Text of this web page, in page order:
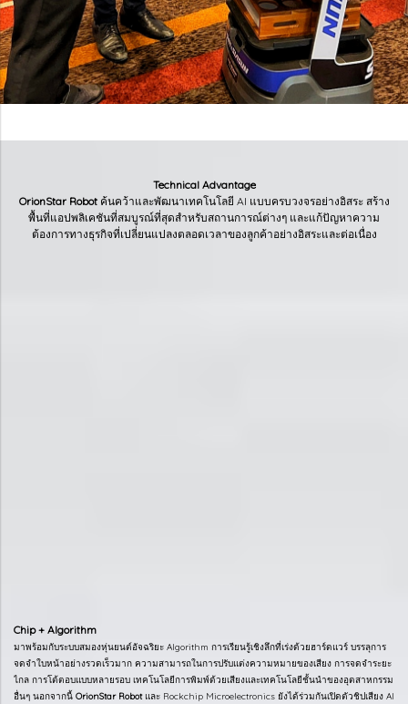
Technical Advantage
OrionStar Robotค้นคว้าและพัฒนาเทคโนโลยี AI แบบครบวงจรอย่างอิสระ สร้าง
พื้นที่แอปพลิเคชันที่สมบูรณ์ที่สุดสำหรับสถานการณ์ต่างๆ และแก้ปัญหาความ
ต้องการทางธุรกิจที่เปลี่ยนแปลงตลอดเวลาของลูกค้าอย่างอิสระและต่อเนื่อง
Chip + Algorithm
มาพร้อมกับระบบสมองหุ่นยนต์อัจฉริยะ Algorithm การเรียนรู้เชิงลึกที่เร่งด้วยฮาร์ดแวร์ บรรลุการ
จดจำใบหน้าอย่างรวดเร็วมาก ความสามารถในการปรับแต่งความหมายของเสียง การจดจำระยะ
ไกล การโต้ตอบแบบหลายรอบ เทคโนโลยีการพิมพ์ด้วยเสียงและเทคโนโลยีชั้นนำของอุตสาหกรรม
อื่นๆ นอกจากนี้ OrionStar Robotและ Rockchip Microelectronics ยังได้ร่วมกันเปิดตัวชิปเสียง AI